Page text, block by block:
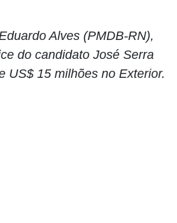
Alves (PMDB-RN),
do candidato José Serra
US$ 15 milhões no Exterior.